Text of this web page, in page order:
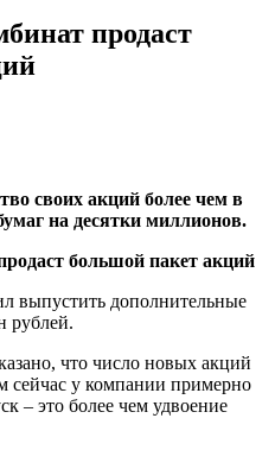
продаст
своих акций более чем в
на десятки миллионов.
выпустить дополнительные
рублей.
что число новых акций
сейчас у компании примерно
– это более чем удвоение